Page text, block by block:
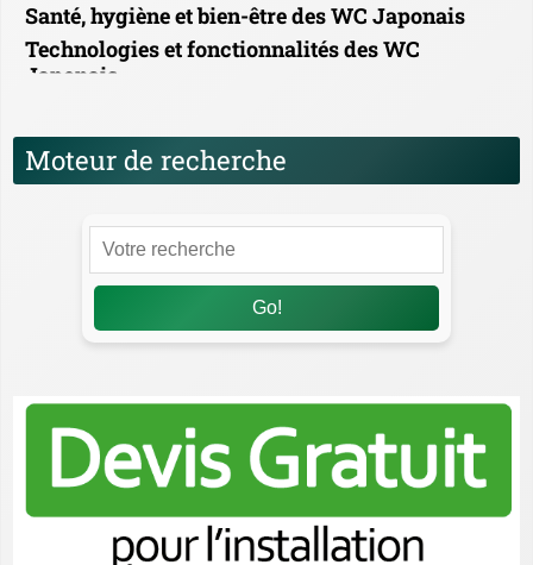
Santé, hygiène et bien-être des WC Japonais
Technologies et fonctionnalités des WC
Japonais
Moteur de recherche
Go!